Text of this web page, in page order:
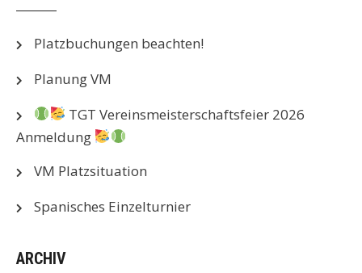
Platzbuchungen beachten!
Planung VM
TGT Vereinsmeisterschaftsfeier 2026
Anmeldung
VM Platzsituation
Spanisches Einzelturnier
ARCHIV